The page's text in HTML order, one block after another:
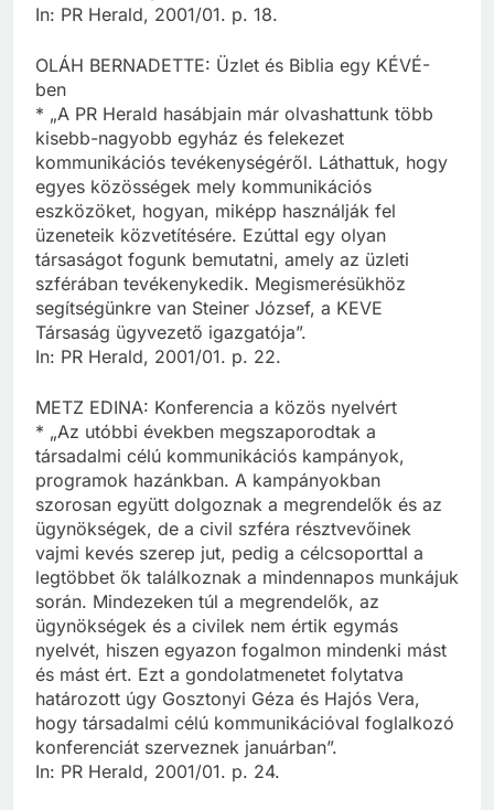
In: PR Herald, 2001/01. p. 18.
OLÁH BERNADETTE: Üzlet és Biblia egy KÉVÉ-
ben
* „A PR Herald hasábjain már olvashattunk több
kisebb-nagyobb egyház és felekezet
kommunikációs tevékenységéről. Láthattuk, hogy
egyes közösségek mely kommunikációs
eszközöket, hogyan, miképp használják fel
üzeneteik közvetítésére. Ezúttal egy olyan
társaságot fogunk bemutatni, amely az üzleti
szférában tevékenykedik. Megismerésükhöz
segítségünkre van Steiner József, a KEVE
Társaság ügyvezető igazgatója”.
In: PR Herald, 2001/01. p. 22.
METZ EDINA: Konferencia a közös nyelvért
* „Az utóbbi években megszaporodtak a
társadalmi célú kommunikációs kampányok,
programok hazánkban. A kampányokban
szorosan együtt dolgoznak a megrendelők és az
ügynökségek, de a civil szféra résztvevőinek
vajmi kevés szerep jut, pedig a célcsoporttal a
legtöbbet ők találkoznak a mindennapos munkájuk
során. Mindezeken túl a megrendelők, az
ügynökségek és a civilek nem értik egymás
nyelvét, hiszen egyazon fogalmon mindenki mást
és mást ért. Ezt a gondolatmenetet folytatva
határozott úgy Gosztonyi Géza és Hajós Vera,
hogy társadalmi célú kommunikációval foglalkozó
konferenciát szerveznek januárban”.
In: PR Herald, 2001/01. p. 24.